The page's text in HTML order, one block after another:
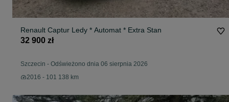
Renault Captur Ledy * Automat * Extra Stan
32 900 zł
Szczecin - Odświeżono dnia 06 sierpnia 2026
2016 - 101 138 km